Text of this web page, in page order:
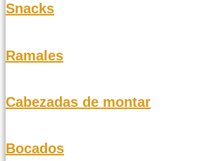
Snacks
Ramales
Cabezadas de montar
Bocados